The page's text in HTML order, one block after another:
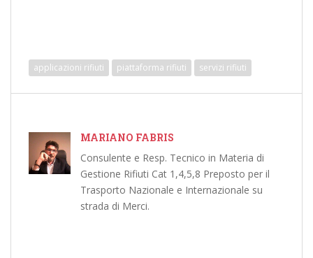
applicazioni rifiuti piattaforma rifiuti servizi rifiuti
MARIANO FABRIS
Consulente e Resp. Tecnico in Materia di
Gestione Rifiuti Cat 1,4,5,8 Preposto per il
Trasporto Nazionale e Internazionale su
strada di Merci.